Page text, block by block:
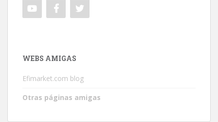
WEBS AMIGAS
Efimarket.com blog
Otras páginas amigas